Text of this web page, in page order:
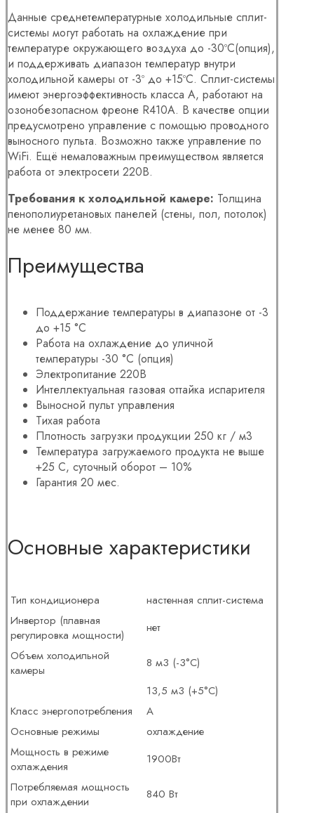
Данные среднетемпературные холодильные сплит-
системы могут работать на охлаждение при
температуре окружающего воздуха до -30ºС(опция),
и поддерживать диапазон температур внутри
холодильной камеры от -3º до +15ºС. Сплит-системы
имеют энергоэффективность класса А, работают на
озонобезопасном фреоне R410А. В качестве опции
предусмотрено управление с помощью проводного
выносного пульта. Возможно также управление по
WiFi. Ещё немаловажным преимуществом является
работа от электросети 220В.
Требования к холодильной камере: Толщина
пенополиуретановых панелей (стены, пол, потолок)
не менее 80 мм.
Преимущества
Поддержание температуры в диапазоне от -3
до +15 °С
Работа на охлаждение до уличной
температуры -30 °С (опция)
Электропитание 220В
Интеллектуальная газовая оттайка испарителя
Выносной пульт управления
Тихая работа
Плотность загрузки продукции 250 кг / м3
Температура загружаемого продукта не выше
+25 С, суточный оборот – 10%
Гарантия 20 мес.
Основные характеристики
Тип кондиционера
настенная сплит-система
Инвертор (плавная
регулировка мощности)
нет
Объем холодильной
камеры
8 м3 (-3°С)
13,5 м3 (+5°С)
Класс энергопотребления
А
Основные режимы
охлаждение
Мощность в режиме
охлаждения
1900Вт
Потребляемая мощность
при охлаждении
840 Вт